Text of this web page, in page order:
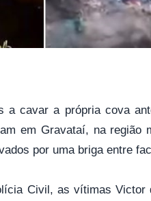
a cavar a própria cova
em Gravataí, na região
por uma briga entre
Civil, as vítimas Victor